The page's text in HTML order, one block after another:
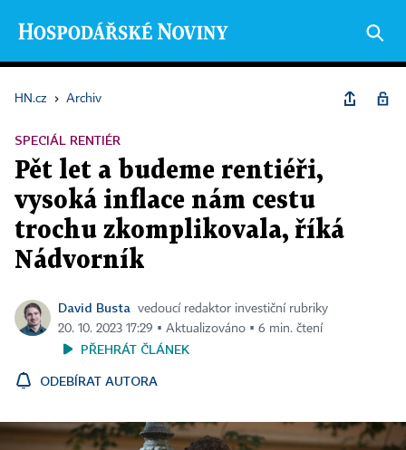
HN.cz › Archiv
SPECIÁL RENTIÉR
Pět let a budeme rentiéři,
vysoká inflace nám cestu
trochu zkomplikovala, říká
Nádvorník
David Busta
vedoucí redaktor investiční rubriky
20. 10. 2023 17:29 ▪ Aktualizováno ▪ 6 min. čtení
PŘEHRÁT ČLÁNEK
ODEBÍRAT AUTORA